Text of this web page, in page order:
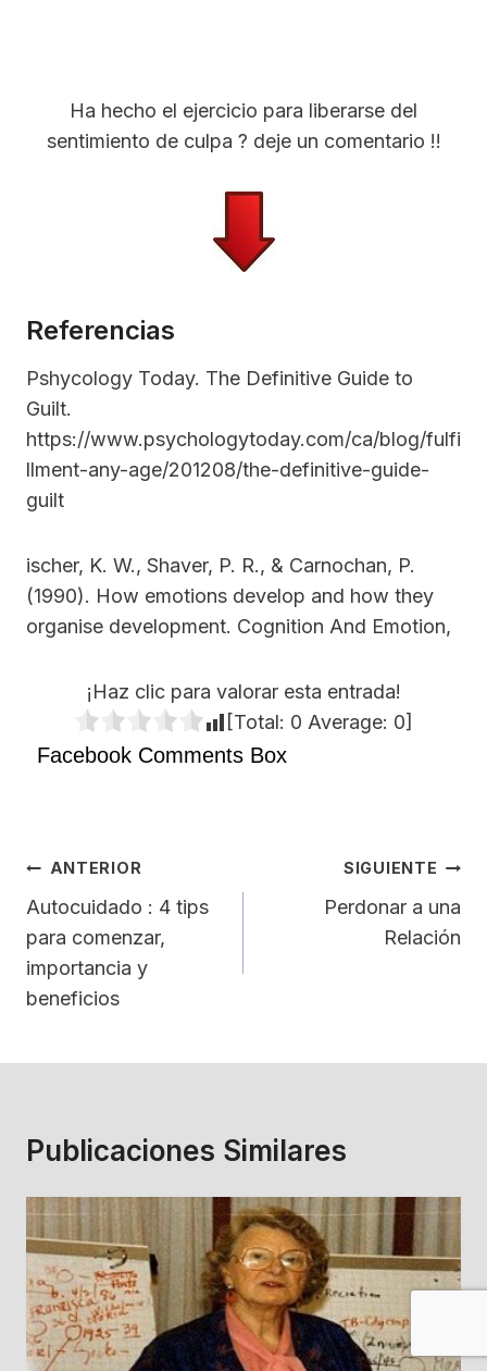
Ha hecho el ejercicio para liberarse del
sentimiento de culpa ? deje un comentario !!
Referencias
Pshycology Today. The Definitive Guide to
Guilt.
https://www.psychologytoday.com/ca/blog/fulfi
llment-any-age/201208/the-definitive-guide-
guilt
ischer, K. W., Shaver, P. R., & Carnochan, P.
(1990). How emotions develop and how they
organise development. Cognition And Emotion,
¡Haz clic para valorar esta entrada!
[Total: 0 Average: 0]
Facebook Comments Box
Navegación
De
Entradas
ANTERIOR
Autocuidado : 4 tips
para comenzar,
importancia y
beneficios
SIGUIENTE
Perdonar a una
Relación
Publicaciones Similares